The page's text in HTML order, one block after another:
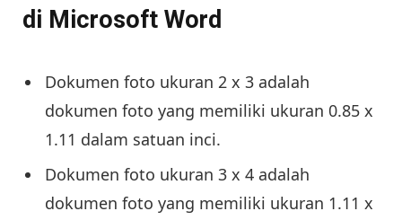
di Microsoft Word
Dokumen foto ukuran 2 x 3 adalah
dokumen foto yang memiliki ukuran 0.85 x
1.11 dalam satuan inci.
Dokumen foto ukuran 3 x 4 adalah
dokumen foto yang memiliki ukuran 1.11 x